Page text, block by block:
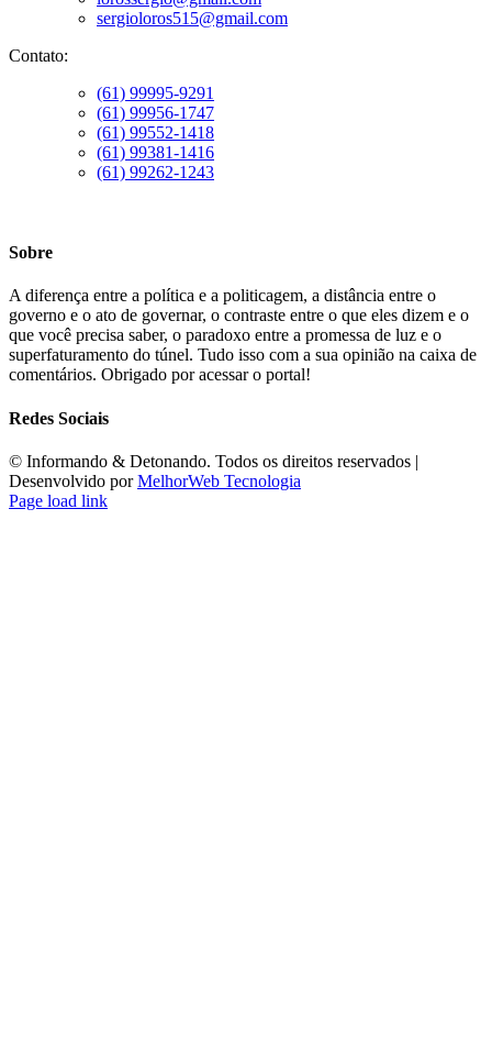
sergioloros515@gmail.com
Contato:
(61) 99995-9291
(61) 99956-1747
(61) 99552-1418
(61) 99381-1416
(61) 99262-1243
Sobre
A diferença entre a política e a politicagem, a distância entre o
governo e o ato de governar, o contraste entre o que eles dizem e o
que você precisa saber, o paradoxo entre a promessa de luz e o
superfaturamento do túnel. Tudo isso com a sua opinião na caixa de
comentários. Obrigado por acessar o portal!
Redes Sociais
©️ Informando & Detonando. Todos os direitos reservados |
Desenvolvido porMelhorWeb Tecnologia
Page load link